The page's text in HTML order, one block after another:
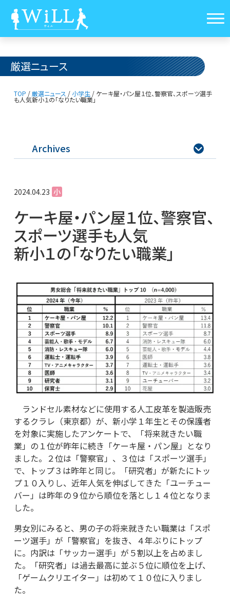
厳選ニュース
TOP /厳選ニュース / 小学生/ ケーキ屋・パン屋１位、警察官、スポーツ選手
も人気新小１の「なりたい職業」
Archives 
2024.04.23 小
ケーキ屋・パン屋１位、警察官、
スポーツ選手も人気
新小１の「なりたい職業」
ランドセル素材などに使用する人工皮革を製造販売
するクラレ（東京都）が、新小学１年生とその保護者
を対象に実施したアンケートで、「将来就きたい職
業」の１位が昨年に続き「ケーキ屋・パン屋」となり
ました。２位は「警察官」、３位は「スポーツ選手」
で、トップ３は昨年と同じ。「研究者」が新たにトッ
プ１０入りし、近年人気を伸ばしてきた「ユーチュー
バー」は昨年の９位から順位を落とし１４位となりま
した。
男女別にみると、男の子の将来就きたい職業は「スポ
ーツ選手」が「警察官」を抜き、４年ぶりにトップ
に。内訳は「サッカー選手」が５割以上を占めまし
た。「研究者」は過去最高に並ぶ５位に順位を上げ、
「ゲームクリエイター」は初めて１０位に入りまし
た。